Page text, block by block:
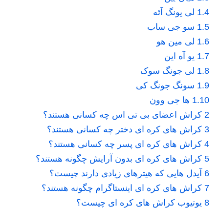
1.4 لی یونگ آئه
1.5 سو جی ساب
1.6 لی مین هو
1.7 یو آه این
1.8 لی جونگ سوک
1.9 سونگ جونگ کی
1.10 ها جی وون
2 کراش اعضای بی تی اس چه کسانی هستند؟
3 کراش های کره ای دختر چه کسانی هستند؟
4 کراش های کره ای پسر چه کسانی هستند؟
5 کراش های کره ای بدون آرایش چگونه هستند؟
6 آیدل هایی که هیترهای زیادی دارند چیست؟
7 کراش های کره ای اینستاگرام چگونه هستند؟
8 یوتیوب کراش های کره ای چیست؟